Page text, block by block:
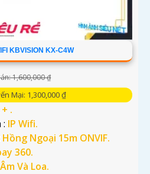
KBVISION KX-C4W
1,600,000 ₫
Mại: 1,300,000 ₫
.
: IP Wifi.
Hồng Ngoại 15m ONVIF.
360.
Và Loa.